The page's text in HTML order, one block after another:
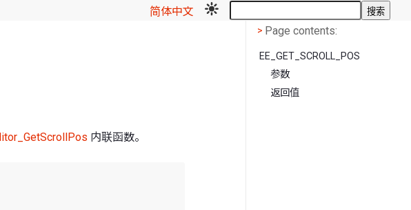
简体中文 搜索
内联函数。
< Page contents
> Page contents:
EE_GET_SCROLL_POS
参数
返回值